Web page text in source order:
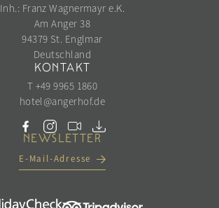
Inh.: Franz Wagnermayr e.K.
Am Anger 38
94379 St. Englmar
Deutschland
KONTAKT
T +49 9965 1860
hotel@angerhof.de
NEWSLETTER
E-Mail-Adresse